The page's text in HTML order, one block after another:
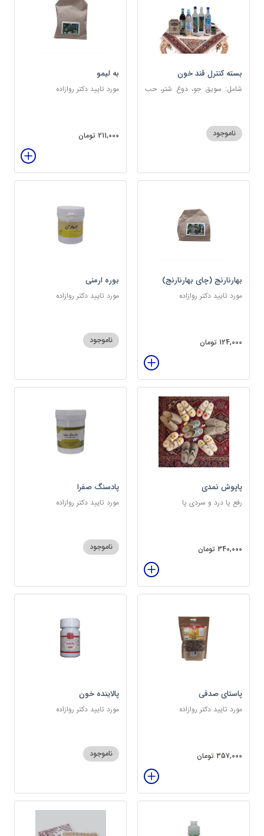
بسته کنترل قند خون
شامل: سویق جو، دوغ شتر، حب
عسلی-عنصلی
ناموجود
به لیمو
مورد تایید دکتر روازاده
211,000 تومان
بهارنارنج (چای بهارنارنج)
مورد تایید دکتر روازاده
124,000 تومان
بوره ارمنی
مورد تایید دکتر روازاده
ناموجود
پاپوش نمدی
رفع پا درد و سردی پا
340,000 تومان
پادسنگ صفرا
مورد تایید دکتر روازاده
ناموجود
پاستای صدفی
مورد تایید دکتر روازاده
357,000 تومان
پالاینده خون
مورد تایید دکتر روازاده
ناموجود